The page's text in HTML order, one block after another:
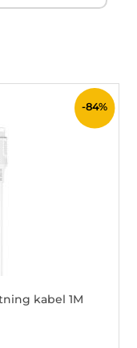
-84%
kabel 1M